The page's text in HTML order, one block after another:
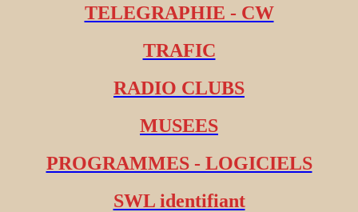
TELEGRAPHIE - CW
TRAFIC
RADIO CLUBS
MUSEES
PROGRAMMES - LOGICIELS
SWL identifiant